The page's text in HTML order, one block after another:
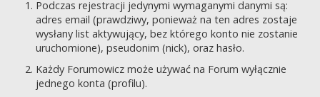
Podczas rejestracji jedynymi wymaganymi danymi są:
adres email (prawdziwy, ponieważ na ten adres zostaje
wysłany list aktywujący, bez którego konto nie zostanie
uruchomione), pseudonim (nick), oraz hasło.
Każdy Forumowicz może używać na Forum wyłącznie
jednego konta (profilu).